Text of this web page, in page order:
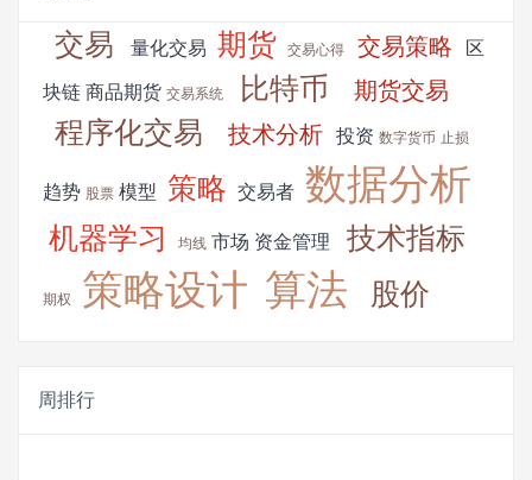
交易 量化交易 期货 交易心得 交易策略 区
块链 商品期货 交易系统 比特币 期货交易
程序化交易 技术分析 投资 数字货币 止损
趋势 股票 模型 策略 交易者 数据分析
机器学习 均线 市场 资金管理 技术指标
期权 策略设计 算法 股价
周排行